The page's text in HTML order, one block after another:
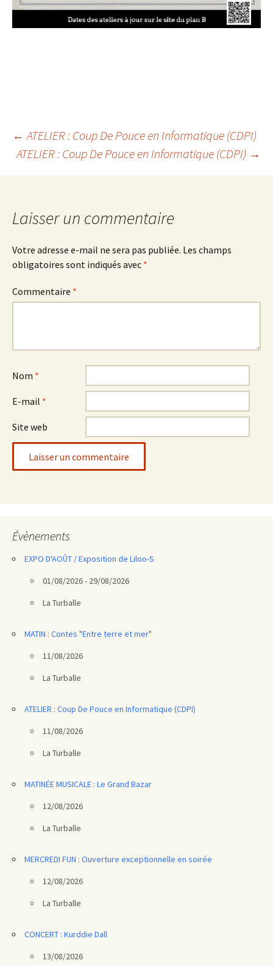
Navigation
des
← ATELIER : Coup De Pouce en Informatique (CDPI)
ATELIER : Coup De Pouce en Informatique (CDPI) →
Laisser un commentaire
Votre adresse e-mail ne sera pas publiée. Les champs
obligatoires sont indiqués avec *
Commentaire *
Nom *
E-mail *
Site web
Évènements
EXPO D'AOÛT / Exposition de Liloo-S
01/08/2026 - 29/08/2026
La Turballe
MATIN : Contes "Entre terre et mer"
11/08/2026
La Turballe
ATELIER : Coup De Pouce en Informatique (CDPI)
11/08/2026
La Turballe
MATINÉE MUSICALE : Le Grand Bazar
12/08/2026
La Turballe
MERCREDI FUN : Ouverture exceptionnelle en soirée
12/08/2026
La Turballe
CONCERT : Kurddie Dall
13/08/2026